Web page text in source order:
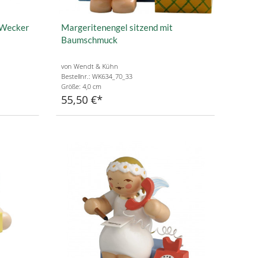
Margeritenengel sitzend mit
Baumschmuck
von Wendt & Kühn
Bestellnr.: WK634_70_33
Größe: 4,0 cm
55,50 €